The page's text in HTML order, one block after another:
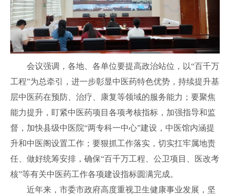
会议强调，各地、各单位要提高政治站位，以“百千万
工程”为总牵引，进一步彰显中医药特色优势，持续提升基
层中医药在预防、治疗、康复等领域的服务能力；要聚焦
能力提升，盯紧中医药项目各项考核指标，加强指导和监
督，加快县级中医院“两专科一中心”建设，中医馆内涵提
升和中医阁设置工作；要狠抓工作落实，切实扛牢属地责
任、做好统筹安排，确保“百千万工程、公卫项目、医改考
核”等有关中医药工作各项建设指标圆满完成。
近年来，市委市政府高度重视卫生健康事业发展，坚